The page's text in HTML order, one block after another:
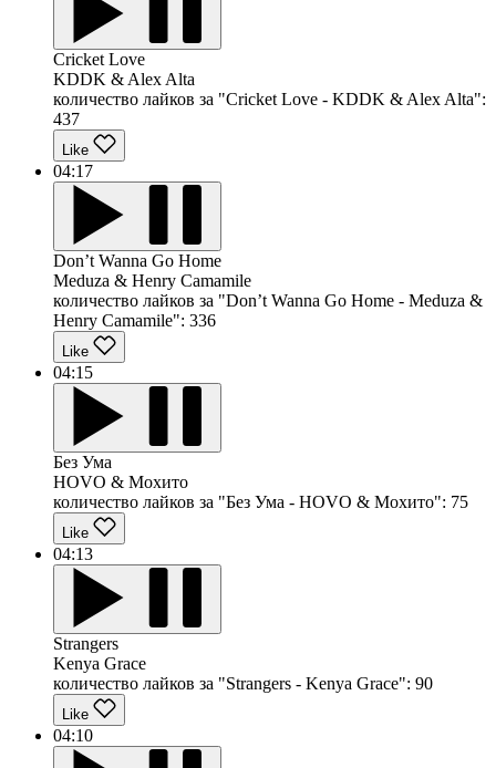
Cricket Love
KDDK & Alex Alta
количество лайков за "Cricket Love - KDDK & Alex Alta":
437
Like
04:17
Don’t Wanna Go Home
Meduza & Henry Camamile
количество лайков за "Don’t Wanna Go Home - Meduza &
Henry Camamile": 336
Like
04:15
Без Ума
HOVO & Мохито
количество лайков за "Без Ума - HOVO & Мохито": 75
Like
04:13
Strangers
Kenya Grace
количество лайков за "Strangers - Kenya Grace": 90
Like
04:10